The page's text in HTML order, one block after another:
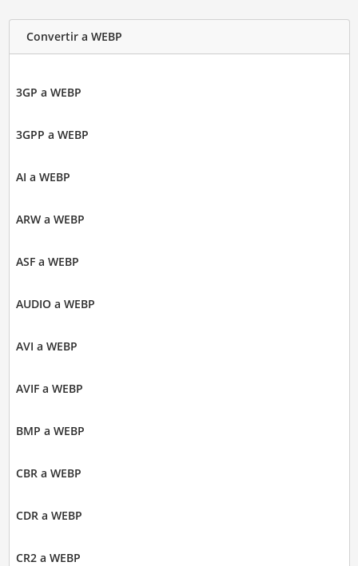
Convertir a WEBP
3GP a WEBP
3GPP a WEBP
AI a WEBP
ARW a WEBP
ASF a WEBP
AUDIO a WEBP
AVI a WEBP
AVIF a WEBP
BMP a WEBP
CBR a WEBP
CDR a WEBP
CR2 a WEBP